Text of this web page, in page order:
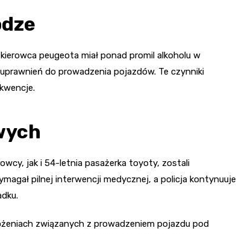
peugeota miał ponad promil alkoholu w
do prowadzenia pojazdów. Te czynniki
jak i 54-letnia pasażerka toyoty, zostali
pilnej interwencji medycznej, a policja kontynuuje
związanych z prowadzeniem pojazdu pod